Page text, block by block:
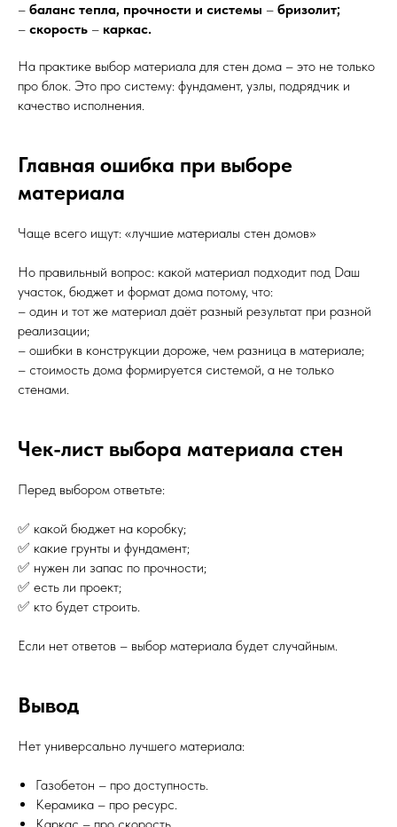
– баланс тепла, прочности и системы – бризолит;
– скорость – каркас.
На практике выбор материала для стен дома – это не только
про блок. Это про систему: фундамент, узлы, подрядчик и
качество исполнения.
Главная ошибка при выборе
материала
Чаще всего ищут: «лучшие материалы стен домов»
Но правильный вопрос: какой материал подходит под Dаш
участок, бюджет и формат дома потому, что:
– один и тот же материал даёт разный результат при разной
реализации;
– ошибки в конструкции дороже, чем разница в материале;
– стоимость дома формируется системой, а не только
стенами.
Чек-лист выбора материала стен
Перед выбором ответьте:
✅ какой бюджет на коробку;
✅ какие грунты и фундамент;
✅ нужен ли запас по прочности;
✅ есть ли проект;
✅ кто будет строить.
Если нет ответов – выбор материала будет случайным.
Вывод
Нет универсально лучшего материала:
Газобетон – про доступность.
Керамика – про ресурс.